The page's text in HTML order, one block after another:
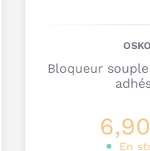
les instructions,
résidu collant et pourrez
la surface.
OSKO
Bloqueur
En